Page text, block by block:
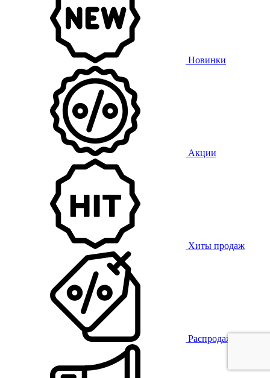
Новинки
Акции
Хиты продаж
Распродажа